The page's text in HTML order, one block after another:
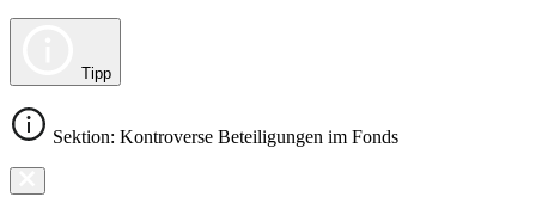
Tipp
Sektion: Kontroverse Beteiligungen im Fonds